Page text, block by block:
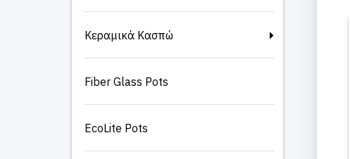
Κεραμικά Κασπώ
Fiber Glass Pots
EcoLite Pots